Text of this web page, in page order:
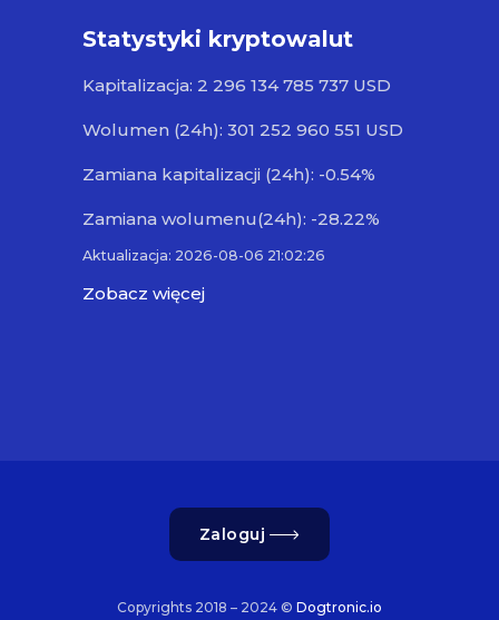
Statystyki kryptowalut
Kapitalizacja: 2 296 134 785 737 USD
Wolumen (24h): 301 252 960 551 USD
Zamiana kapitalizacji (24h): -0.54%
Zamiana wolumenu(24h): -28.22%
Aktualizacja: 2026-08-06 21:02:26
Zobacz więcej
Zaloguj
Copyrights 2018 – 2024 © Dogtronic.io